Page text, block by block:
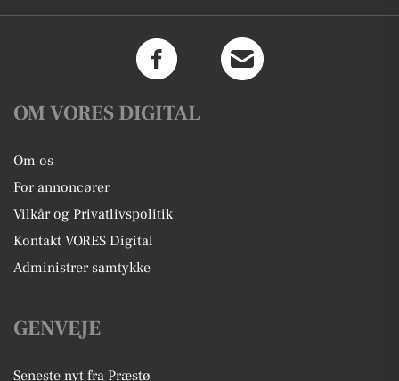
OM VORES DIGITAL
Om os
For annoncører
Vilkår og Privatlivspolitik
Kontakt VORES Digital
Administrer samtykke
GENVEJE
Seneste nyt fra Præstø